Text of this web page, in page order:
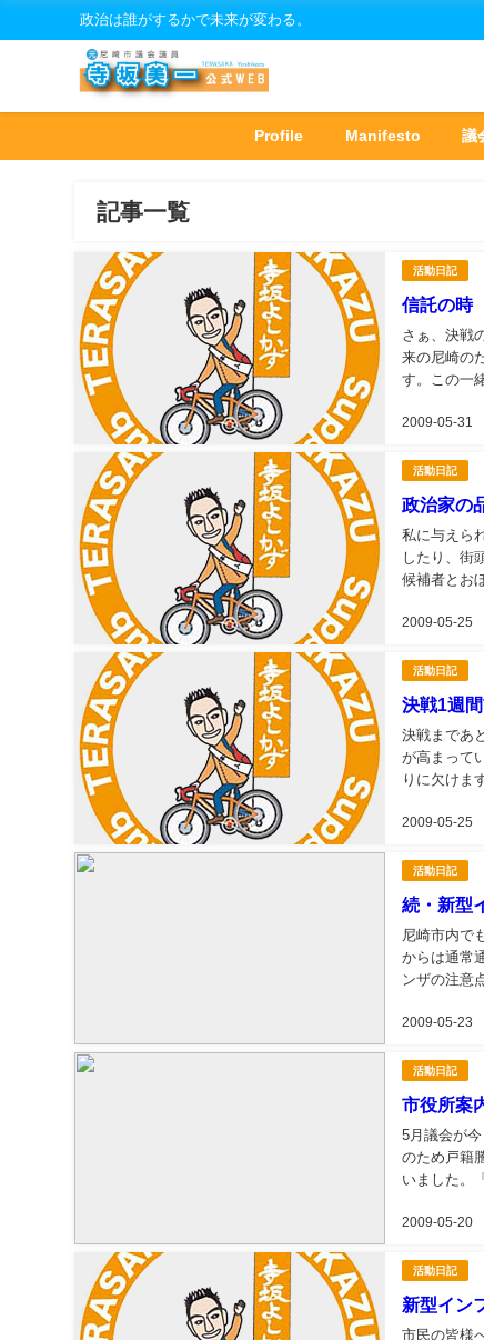
政治は誰がするかで未来が変わる。
Profile Manifesto 議
記事一覧
活動日記
信託の時
2009-05-31
さぁ、決戦
来の尼崎の
す。この一
活動日記
政治家の
2009-05-25
私に与えら
したり、街
候補者とお
活動日記
決戦1週
2009-05-25
決戦まであ
が高まって
りに欠けま
活動日記
続・新型
2009-05-23
尼崎市内で
からは通常
ンザの注意
活動日記
市役所案
2009-05-20
5月議会が
のため戸籍
いました。
活動日記
新型イン
市民の皆様